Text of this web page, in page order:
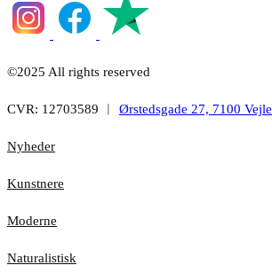
©2025 All rights reserved
CVR: 12703589 ︱ Ørstedsgade 27, 7100 Vejle
Nyheder
Kunstnere
Moderne
Naturalistisk